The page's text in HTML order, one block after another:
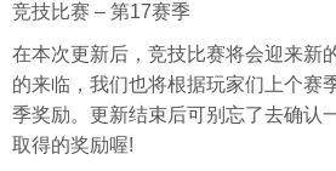
竞技比赛 – 第17赛季
在本次更新后，竞技比赛将会迎来新
的来临，我们也将根据玩家们上个赛
季奖励。更新结束后可别忘了去确认
取得的奖励喔!